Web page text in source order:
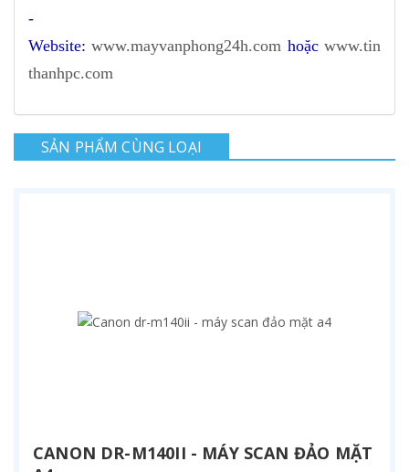
-
Website:www.mayvanphong24h.com hoặcwww.tin
thanhpc.com
SẢN PHẨM CÙNG LOẠI
CANON DR-M140II - MÁY SCAN ĐẢO MẶT